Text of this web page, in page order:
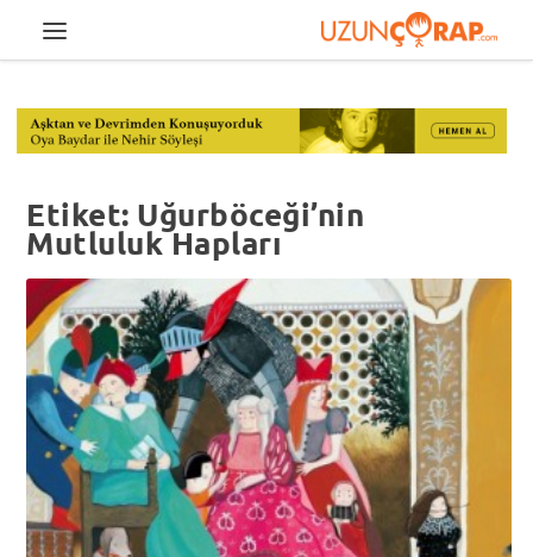
Etiket: Uğurböceği’nin
Mutluluk Hapları